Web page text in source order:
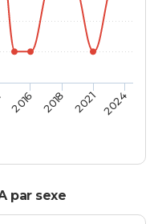
2016 2018 2021 2024
par sexe